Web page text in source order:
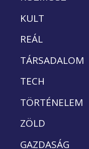
KULT
REÁL
TÁRSADALOM
TECH
TÖRTÉNELEM
ZÖLD
GAZDASÁG